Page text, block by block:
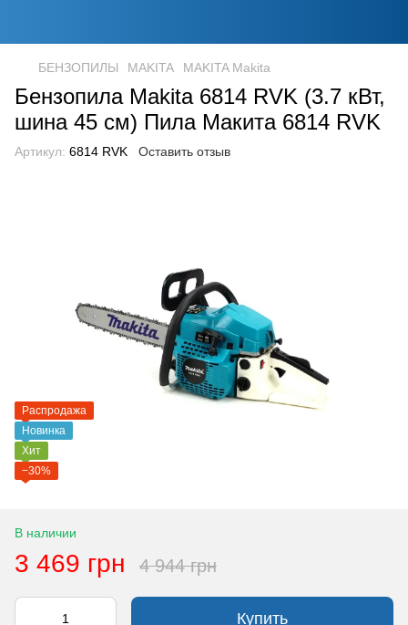
БЕНЗОПИЛЫ MAKITA MAKITA Makita
Бензопила Makita 6814 RVK (3.7 кВт,
шина 45 см) Пила Макита 6814 RVK
Артикул: 6814 RVK Оставить отзыв
Распродажа
Новинка
Хит
−30%
В наличии
3 469 грн 4 944 грн
Купить